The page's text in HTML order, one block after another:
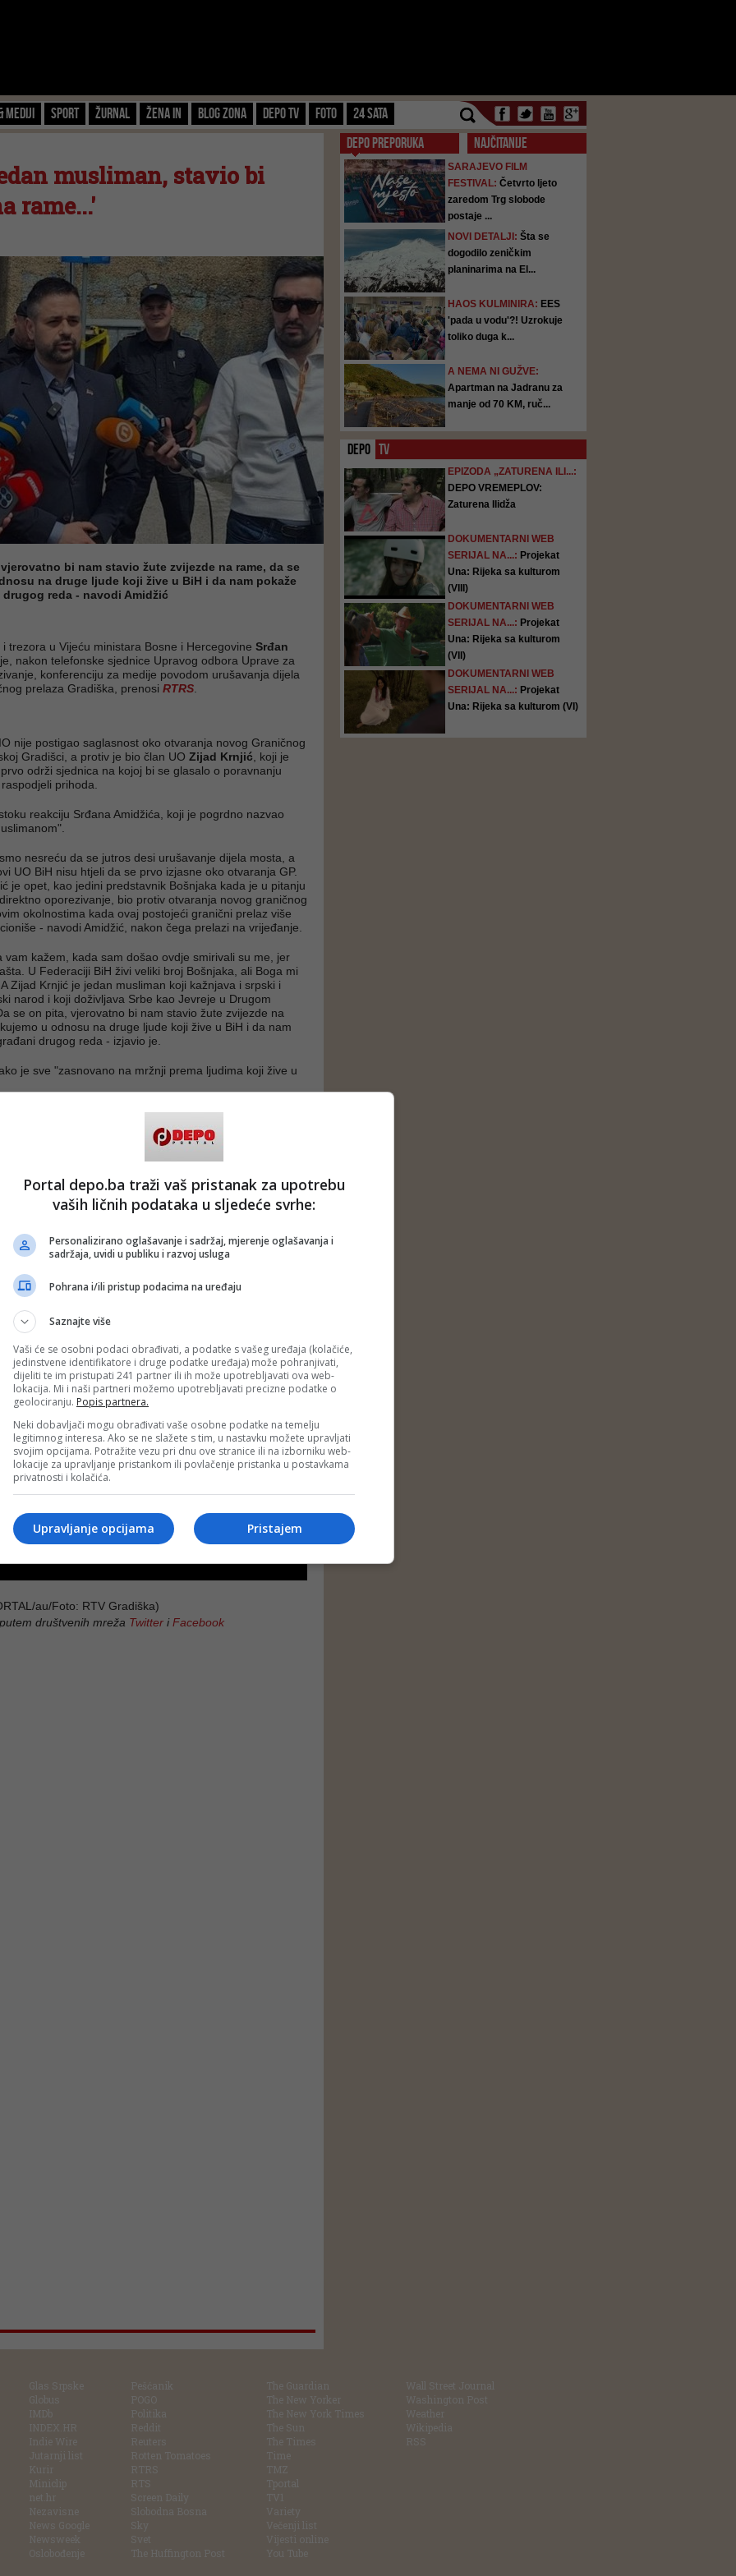
Mediji Sport Žurnal Žena IN Blog zona Depo TV FOTO 24 SATA
musliman, stavio bi
rame...'
bi nam stavio žute zvijezde na rame, da se
na druge ljude koji žive u BiH i da nam pokaže
reda - navodi Amidžić
trezora u Vijeću ministara Bosne i Hercegovine Srđan
nakon telefonske sjednice Upravog odbora Uprave za
konferenciju za medije povodom urušavanja dijela
prelaza Gradiška, prenosi RTRS
nije postigao saglasnost oko otvaranja novog Graničnog
Gradišci, a protiv je bio član UO Zijad Krnjić , koji je
održi sjednica na kojoj bi se glasalo o poravnanju
prihoda.
reakciju Srđana Amidžića, koji je pogrdno nazvao
nesreću da se jutros desi urušavanje dijela mosta, a
UO BiH nisu htjeli da se prvo izjasne oko otvaranja GP.
je opet, kao jedini predstavnik Bošnjaka kada je u pitanju
oporezivanje, bio protiv otvaranja novog graničnog
okolnostima kada ovaj postojeći granični prelaz više
- navodi Amidžić, nakon čega prelazi na vrijeđanje.
vam kažem, kada sam došao ovdje smirivali su me, jer
U Federaciji BiH živi veliki broj Bošnjaka, ali Boga mi
Zijad Krnjić je jedan musliman koji kažnjava i srpski i
narod i koji doživljava Srbe kao Jevreje u Drugom
se on pita, vjerovatno bi nam stavio žute zvijezde na
u odnosu na druge ljude koji žive u BiH i da nam
drugog reda - izjavio je.
je sve "zasnovano na mržnji prema ljudima koji žive u
i multietničkoj BiH... On nije Bošnjak, već musliman koji
Gdje mi živimo, je li ovo normalna država? - rekao je
je Krnjić ekspert SDA, ali i Trojku što "tog eksperta ne
drugog čovjeka" koji, prema njegovom mišljenju, "nije
granični prijelaz nije blokiran administrativnim slučajem
nego prije svega političkom odlukom predstavnika iz
odboru Uprave za indirektno oporezivanje BiH. Oni
usvajanje odluke o poravnanju, čime direktno
duga koji Republika Srpska ima prema Federaciji
novih koeficijenata raspodjele prihoda.
au/Foto: RTV Gradiška)
društvenih mreža Twitter iFacebook
DEPO PREPORUKA NAJČITANIJE
SARAJEVO FILM
FESTIVAL: Četvrto ljeto
zaredom Trg slobode
postaje ...
NOVI DETALJI: Šta se
dogodilo zeničkim
planinarima na El...
HAOS KULMINIRA: EES
'pada u vodu'?! Uzrokuje
toliko duga k...
A NEMA NI GUŽVE:
Apartman na Jadranu za
manje od 70 KM, ruč...
DEPO TV
EPIZODA „ZATURENA ILI...:
DEPO VREMEPLOV:
Zaturena Ilidža
DOKUMENTARNI WEB
SERIJAL NA...: Projekat
Una: Rijeka sa kulturom
(VIII)
DOKUMENTARNI WEB
SERIJAL NA...: Projekat
Una: Rijeka sa kulturom
(VII)
DOKUMENTARNI WEB
SERIJAL NA...: Projekat
Una: Rijeka sa kulturom (VI)
Glas Srpske
Globus
IMDb
INDEX.HR
Indie Wire
Jutarnji list
Kurir
Miniclip
net.hr
Nezavisne
News Google
Newsweek
Oslobođenje
Pešćanik
POGO
Politika
Reddit
Reuters
Rotten Tomatoes
RTRS
RTS
Screen Daily
Slobodna Bosna
Sky
Svet
The Huffington Post
The Guardian
The New Yorker
The New York Times
The Sun
The Times
Time
TMZ
Tportal
TV1
Variety
Večenji list
Vijesti online
You Tube
Wall Street Journal
Washington Post
Weather
Wikipedia
RSS
Portal depo.ba traži vaš pristanak za upotrebu
vaših ličnih podataka u sljedeće svrhe:
Personalizirano oglašavanje i sadržaj, mjerenje oglašavanja i
sadržaja, uvidi u publiku i razvoj usluga
Pohrana i/ili pristup podacima na uređaju
Saznajte više
Vaši će se osobni podaci obrađivati, a podatke s vašeg uređaja (kolačiće,
jedinstvene identifikatore i druge podatke uređaja) može pohranjivati,
dijeliti te im pristupati 241 partner ili ih može upotrebljavati ova web-
lokacija. Mi i naši partneri možemo upotrebljavati precizne podatke o
geolociranju. Popis partnera.
Neki dobavljači mogu obrađivati vaše osobne podatke na temelju
legitimnog interesa. Ako se ne slažete s tim, u nastavku možete upravljati
svojim opcijama. Potražite vezu pri dnu ove stranice ili na izborniku web-
lokacije za upravljanje pristankom ili povlačenje pristanka u postavkama
privatnosti i kolačića.
Pristajem
Upravljanje opcijama